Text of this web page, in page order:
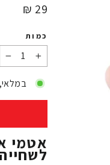
מחיר
29 ₪
כמות
−
+
אטמי